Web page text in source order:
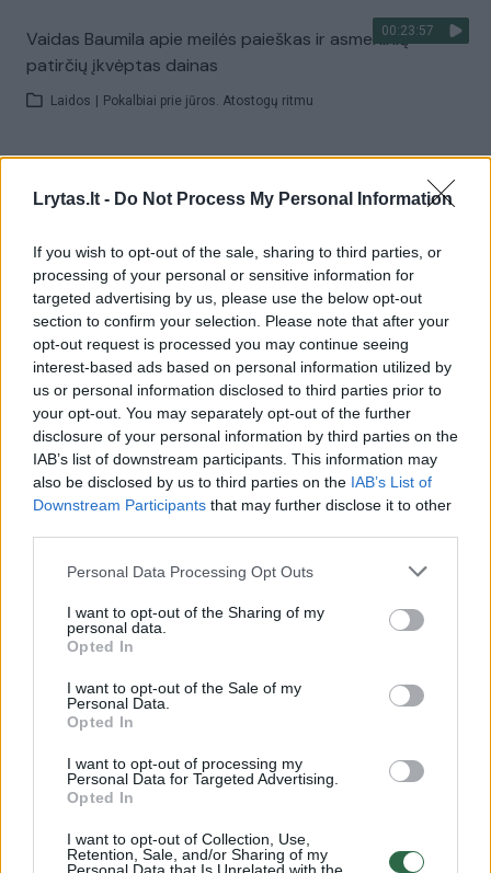
Lrytas.lt - Do Not Process My Personal Information
If you wish to opt-out of the sale, sharing to third parties, or
processing of your personal or sensitive information for
targeted advertising by us, please use the below opt-out
section to confirm your selection. Please note that after your
opt-out request is processed you may continue seeing
interest-based ads based on personal information utilized by
us or personal information disclosed to third parties prior to
your opt-out. You may separately opt-out of the further
disclosure of your personal information by third parties on the
IAB’s list of downstream participants. This information may
also be disclosed by us to third parties on the IAB’s List of
Downstream Participants that may further disclose it to other
Personal Data Processing Opt Outs
I want to opt-out of the Sharing of my
personal data.
Opted In
I want to opt-out of the Sale of my
Personal Data.
Opted In
I want to opt-out of processing my
Personal Data for Targeted Advertising.
Opted In
I want to opt-out of Collection, Use,
Retention, Sale, and/or Sharing of my
00:23:57
Vaidas Baumila apie meilės paieškas ir asmeninių
patirčių įkvėptas dainas
Laidos Pokalbiai prie jūros. Atostogų ritmu
pastebėti virš karinės bazės
Visi įrašai
Žiūrimiausi įrašai
00:00:30
Vaizdai iš tragiškos avarijos Vilniaus r.: dviejų moterų ir
vaiko gyvybių išgelbėti nepavyko
00:00:57
Savaitės vidurys nusimato karštas: temperatūra kils iki
32 laipsnių šilumos
Žinios | Orai
00:15:54
V. Zalužno pasisakymą laiko bandymu įsitvirtinti
Ukrainos politikoje: jis yra neteisus
Laidos Nauja diena